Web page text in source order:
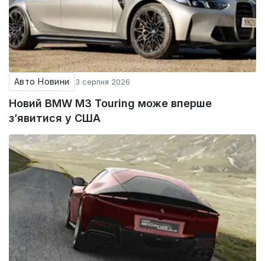
Авто Новини 3 серпня 2026
Новий BMW M3 Touring може вперше
з’явитися у США